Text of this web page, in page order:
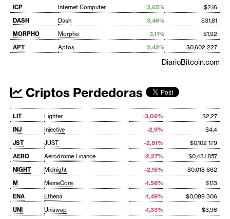
ICP Internet Computer 3,65%
$2,16
DASH
Dash 3,46%
$31,81
MORPHO
Morpho 3,11%
$1,92
APT
Aptos 2,42% $0,602 227
DiarioBitcoin.com
Criptos Perdedoras
LIT Lighter -3,06%
$2,27
INJ
Injective -2,9%
$4,4
JST
JUST -2,81%
$0,102 179
AERO
Aerodrome Finance -2,27%
$0,431 857
NIGHT
Midnight -2,15%
$0,018 662
M
MemeCore -1,58%
$1,13
ENA
Ethena -1,49%
$0,089 306
UNI
Uniswap -1,33%
$3,96